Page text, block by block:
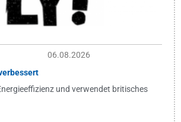
06.08.2026
und verwendet britisches